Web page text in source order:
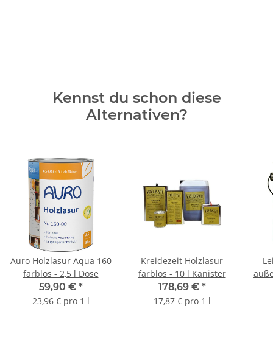
Kennst du schon diese
Alternativen?
Auro Holzlasur Aqua 160
farblos - 2,5 l Dose
59,90 € *
23,96 € pro 1 l
Kreidezeit Holzlasur
farblos - 10 l Kanister
178,69 € *
17,87 € pro 1 l